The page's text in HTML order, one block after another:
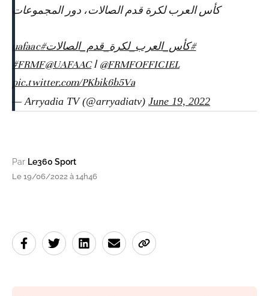
كأس العرب لكرة قدم الصالات⁩، دور المجموعات
#كأس_العرب_لكرة_قدم_الصالات#uafaac
#FRMF@UAFAACl@FRMFOFFICIEL
pic.twitter.com/PKbik6b5Va
— Arryadia TV (@arryadiatv) June 19, 2022
Par Le360 Sport
Le 19/06/2022 à 14h46